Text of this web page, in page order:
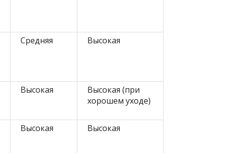
Средняя Высокая
Высокая
Высокая (при
хорошем уходе)
Высокая Высокая